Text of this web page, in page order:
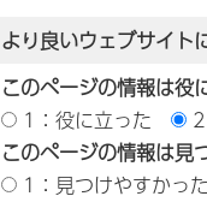
より良いウェブサイト
このページの情報は役
1：役に立った
このページの情報は見
1：見つけやすかった